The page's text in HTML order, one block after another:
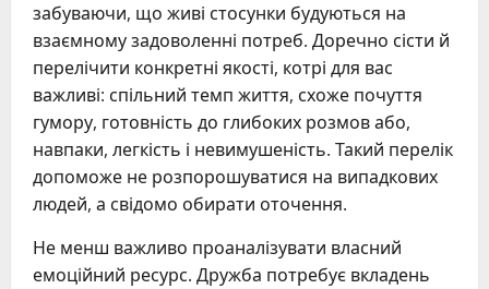
забуваючи, що живі стосунки будуються на
взаємному задоволенні потреб. Доречно сісти й
перелічити конкретні якості, котрі для вас
важливі: спільний темп життя, схоже почуття
гумору, готовність до глибоких розмов або,
навпаки, легкість і невимушеність. Такий перелік
допоможе не розпорошуватися на випадкових
людей, а свідомо обирати оточення.
Не менш важливо проаналізувати власний
емоційний ресурс. Дружба потребує вкладень